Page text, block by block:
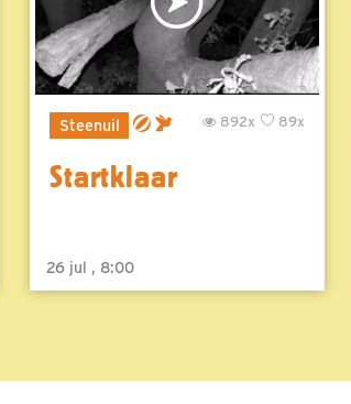
Steenuil 89x
892x
Startklaar
26 jul , 8:00